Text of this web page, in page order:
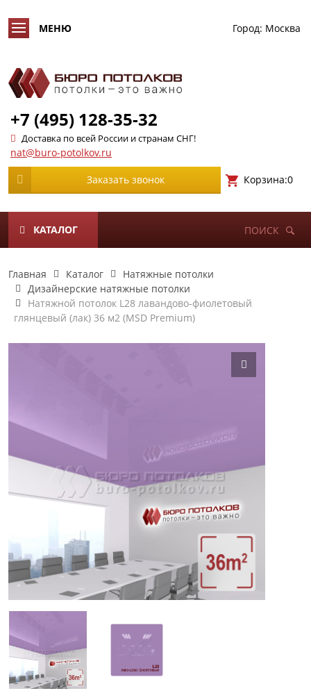
Город: Москва
+7 (495) 128-35-32
Доставка по всей России и странам СНГ!
nat@buro-potolkov.ru
Заказать звонок Корзина:0
КАТАЛОГ ПОИСК
Главная Каталог
Натяжные потолки
Дизайнерские натяжные потолки
Натяжной потолок L28 лавандово-фиолетовый
глянцевый (лак) 36 м2 (MSD Premium)